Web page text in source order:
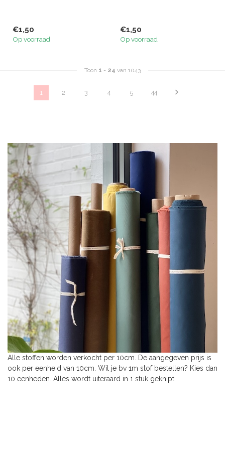
€1,50
Op voorraad
€1,50
Op voorraad
Toon 1 - 24 van 1043
1 2 3 4 5 44
Alle stoffen worden verkocht per 10cm. De aangegeven prijs is
ook per eenheid van 10cm. Wil je bv 1m stof bestellen? Kies dan
10 eenheden. Alles wordt uiteraard in 1 stuk geknipt.